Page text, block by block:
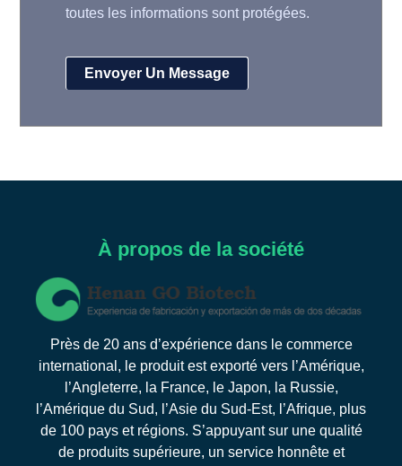
toutes les informations sont protégées.
À propos de la société
Près de 20 ans d’expérience dans le commerce
international, le produit est exporté vers l’Amérique,
l’Angleterre, la France, le Japon, la Russie,
l’Amérique du Sud, l’Asie du Sud-Est, l’Afrique, plus
de 100 pays et régions. S’appuyant sur une qualité
de produits supérieure, un service honnête et